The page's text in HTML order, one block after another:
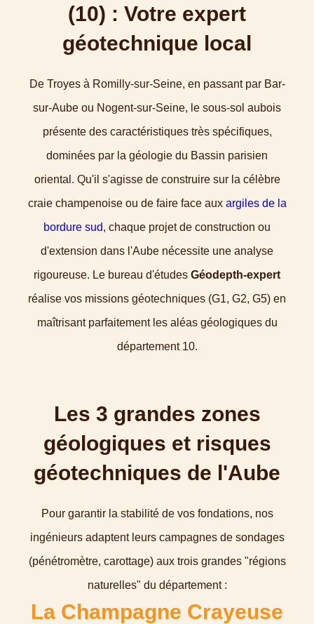
(10) : Votre expert
géotechnique local
De Troyes à Romilly-sur-Seine, en passant par Bar-
sur-Aube ou Nogent-sur-Seine, le sous-sol aubois
présente des caractéristiques très spécifiques,
dominées par la géologie du Bassin parisien
oriental. Qu'il s'agisse de construire sur la célèbre
craie champenoise ou de faire face aux argiles de la
bordure sud, chaque projet de construction ou
d'extension dans l'Aube nécessite une analyse
rigoureuse. Le bureau d'études Géodepth-expert
réalise vos missions géotechniques (G1, G2, G5) en
maîtrisant parfaitement les aléas géologiques du
département 10.
Les 3 grandes zones
géologiques et risques
géotechniques de l'Aube
Pour garantir la stabilité de vos fondations, nos
ingénieurs adaptent leurs campagnes de sondages
(pénétromètre, carottage) aux trois grandes "régions
naturelles" du département :
La Champagne Crayeuse